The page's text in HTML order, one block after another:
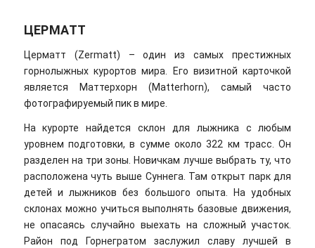
ЦЕРМАТТ
Церматт (Zermatt) – один из самых престижных
горнолыжных курортов мира. Его визитной карточкой
является Маттерхорн (Matterhorn), самый часто
фотографируемый пик в мире.
На курорте найдется склон для лыжника с любым
уровнем подготовки, в сумме около 322 км трасс. Он
разделен на три зоны. Новичкам лучше выбрать ту, что
расположена чуть выше Суннега. Там открыт парк для
детей и лыжников без большого опыта. На удобных
склонах можно учиться выполнять базовые движения,
не опасаясь случайно выехать на сложный участок.
Район под Горнегратом заслужил славу лучшей в